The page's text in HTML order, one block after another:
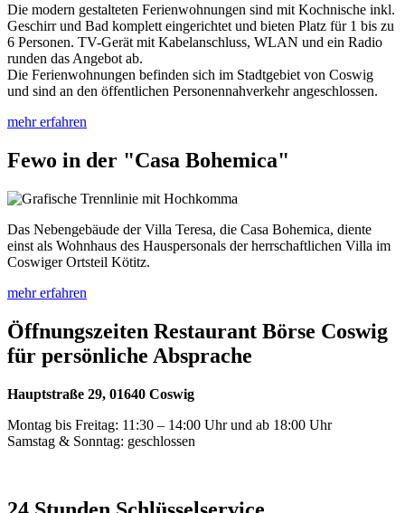
Die modern gestalteten Ferienwohnungen sind mit Kochnische inkl.
Geschirr und Bad komplett eingerichtet und bieten Platz für 1 bis zu
6 Personen. TV-Gerät mit Kabelanschluss, WLAN und ein Radio
runden das Angebot ab.
Die Ferienwohnungen befinden sich im Stadtgebiet von Coswig
und sind an den öffentlichen Personennahverkehr angeschlossen.
mehr erfahren
Fewo in der "Casa Bohemica"
Das Nebengebäude der Villa Teresa, die Casa Bohemica, diente
einst als Wohnhaus des Hauspersonals der herrschaftlichen Villa im
Coswiger Ortsteil Kötitz.
mehr erfahren
Öffnungszeiten Restaurant Börse Coswig
für persönliche Absprache
Hauptstraße 29, 01640 Coswig
Montag bis Freitag: 11:30 – 14:00 Uhr und ab 18:00 Uhr
Samstag & Sonntag: geschlossen